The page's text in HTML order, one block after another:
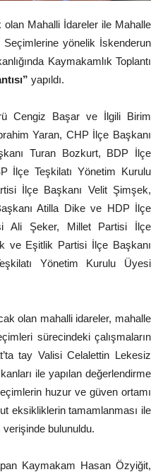
Mahalli İdareler ile Mahalle
Seçimlerine yönelik İskenderun
Kaymakamlık Toplantı
yapıldı.
Cengiz Başar ve İlgili Birim
Yaran, CHP İlçe Başkanı
Turan Bozkurt, BDP İlçe
İlçe Teşkilatı Yönetim Kurulu
İlçe Başkanı Velit Şimşek,
Atilla Dike ve HDP İlçe
Ali Şeker, Millet Partisi İlçe
ve Eşitlik Partisi İlçe Başkanı
Yönetim Kurulu Üyesi
olan mahalli idareler, mahalle
sürecindeki çalışmaların
tay Valisi Celalettin Lekesiz
ile yapılan değerlendirme
huzur ve güven ortamı
eksikliklerin tamamlanması ile
verişinde bulunuldu.
Kaymakam Hasan Özyiğit,